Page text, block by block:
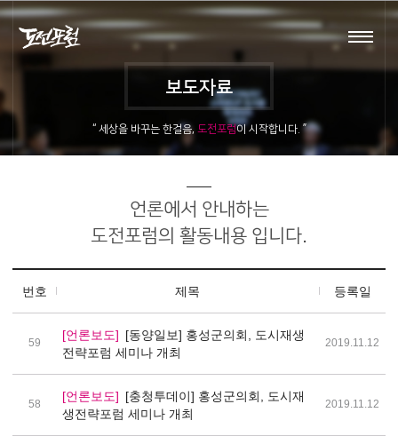
회원가입
활동내용
공지사항
스타트업
회원마당
포럼부설연구소
보도자료
“ 세상을 바꾸는 한걸음, 도전포럼이 시작합니다. ”
언론에서 안내하는
도전포럼의 활동내용 입니다.
번호 제목 등록일
59
[언론보도] [동양일보] 홍성군의회, 도시재생
전략포럼 세미나 개최
2019.11.12
58
[언론보도] [충청투데이] 홍성군의회, 도시재
생전략포럼 세미나 개최
2019.11.12